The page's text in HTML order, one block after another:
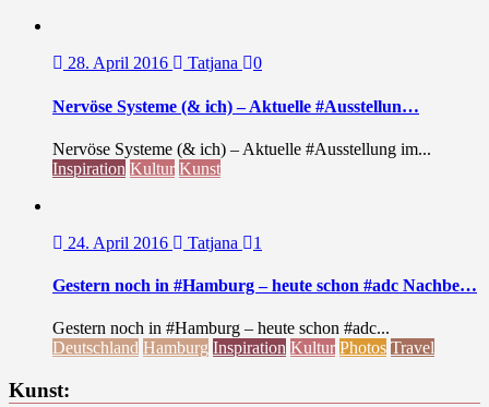
28. April 2016 Tatjana 0
Nervöse Systeme (& ich) – Aktuelle #Ausstellun…
Nervöse Systeme (& ich) – Aktuelle #Ausstellung im...
Inspiration Kultur Kunst
24. April 2016 Tatjana 1
Gestern noch in #Hamburg – heute schon #adc Nachbe…
Gestern noch in #Hamburg – heute schon #adc...
Deutschland Hamburg Inspiration Kultur Photos Travel
Kunst: